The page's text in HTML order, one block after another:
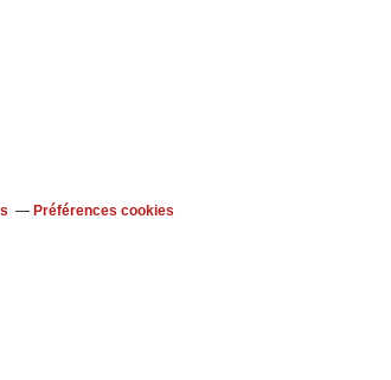
Préférences cookies